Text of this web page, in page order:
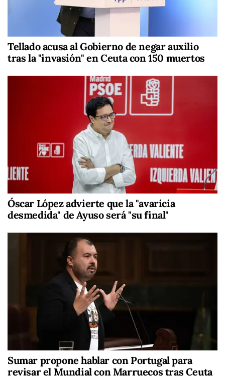
Tellado acusa al Gobierno de negar auxilio
tras la "invasión" en Ceuta con 150 muertos
Óscar López advierte que la "avaricia
desmedida" de Ayuso será "su final"
Sumar propone hablar con Portugal para
revisar el Mundial con Marruecos tras Ceuta